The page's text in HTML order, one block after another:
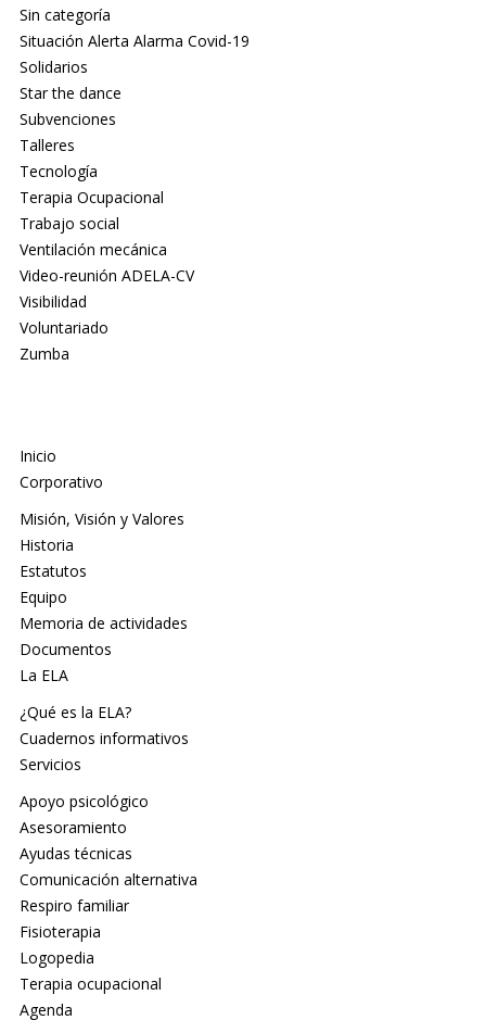
Sin categoría
Situación Alerta Alarma Covid-19
Solidarios
Star the dance
Subvenciones
Talleres
Tecnología
Terapia Ocupacional
Trabajo social
Ventilación mecánica
Video-reunión ADELA-CV
Visibilidad
Voluntariado
Zumba
Inicio
Corporativo
Misión, Visión y Valores
Historia
Estatutos
Equipo
Memoria de actividades
Documentos
La ELA
¿Qué es la ELA?
Cuadernos informativos
Servicios
Apoyo psicológico
Asesoramiento
Ayudas técnicas
Comunicación alternativa
Respiro familiar
Fisioterapia
Logopedia
Terapia ocupacional
Agenda